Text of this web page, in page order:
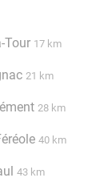
Tour 17 km
21 km
28 km
40 km
43 km